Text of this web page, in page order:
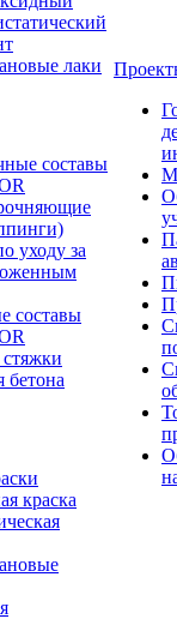
лаки
составы
уходу за
составы
бетона
краска